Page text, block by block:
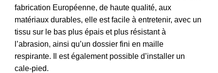
fabrication Européenne, de haute qualité, aux
matériaux durables, elle est facile à entretenir, avec un
tissu sur le bas plus épais et plus résistant à
l’abrasion, ainsi qu’un dossier fini en maille
respirante. Il est également possible d’installer un
cale-pied.